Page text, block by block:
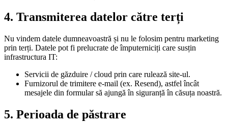
4. Transmiterea datelor către terți
Nu vindem datele dumneavoastră și nu le folosim pentru marketing
prin terți. Datele pot fi prelucrate de împuterniciți care susțin
infrastructura IT:
Servicii de găzduire / cloud prin care rulează site-ul.
Furnizorul de trimitere e-mail (ex. Resend), astfel încât
mesajele din formular să ajungă în siguranță în căsuța noastră.
5. Perioada de păstrare